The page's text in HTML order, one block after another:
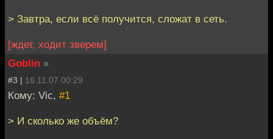
> Завтра, если всё получится, сложат в сеть.
[ждет, ходит зверем]
Goblin »
#3 | 16.11.07 00:29
Кому: Vic, #1
> И сколько же объём?